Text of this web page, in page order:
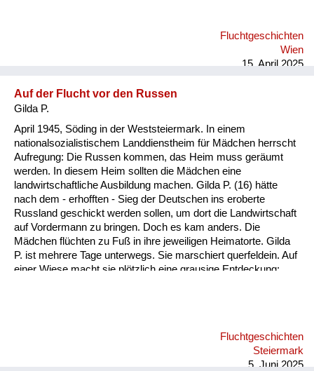
Fluchtgeschichten
Wien
15. April 2025
Auf der Flucht vor den Russen
Gilda P.
April 1945, Söding in der Weststeiermark. In einem
nationalsozialistischem Landdienstheim für Mädchen herrscht
Aufregung: Die Russen kommen, das Heim muss geräumt
werden. In diesem Heim sollten die Mädchen eine
landwirtschaftliche Ausbildung machen. Gilda P. (16) hätte
nach dem - erhofften - Sieg der Deutschen ins eroberte
Russland geschickt werden sollen, um dort die Landwirtschaft
auf Vordermann zu bringen. Doch es kam anders. Die
Mädchen flüchten zu Fuß in ihre jeweiligen Heimatorte. Gilda
P. ist mehrere Tage unterwegs. Sie marschiert querfeldein. Auf
einer Wiese macht sie plötzlich eine grausige Entdeckung:
Fluchtgeschichten
Steiermark
5. Juni 2025